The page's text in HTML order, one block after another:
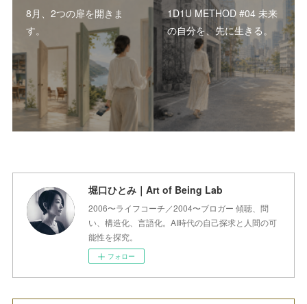
8月、2つの扉を開きま
す。
1D1U METHOD #04 未来
の自分を、先に生きる。
堀口ひとみ｜Art of Being Lab
2006〜ライフコーチ／2004〜ブロガー 傾聴、問
い、構造化、言語化。AI時代の自己探求と人間の可
能性を探究。
フォロー